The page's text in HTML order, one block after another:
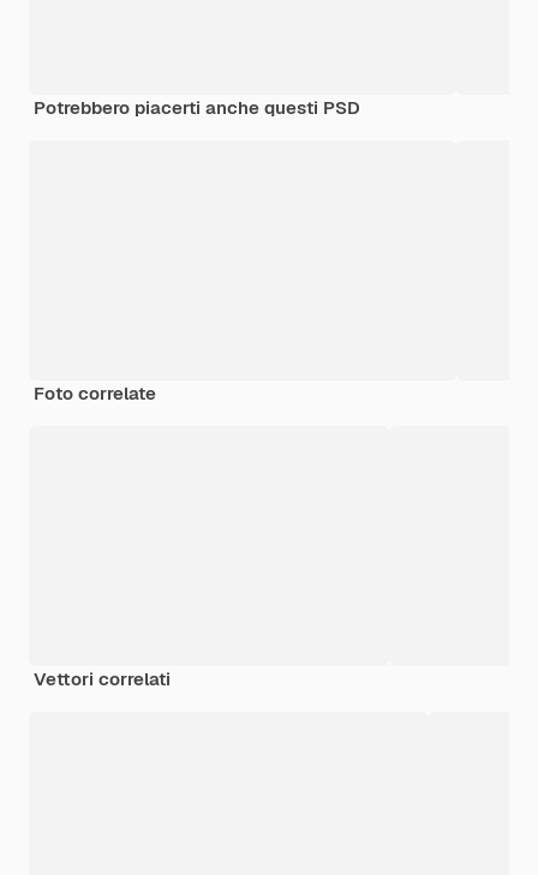
Potrebbero piacerti anche questi PSD
Foto correlate
Vettori correlati